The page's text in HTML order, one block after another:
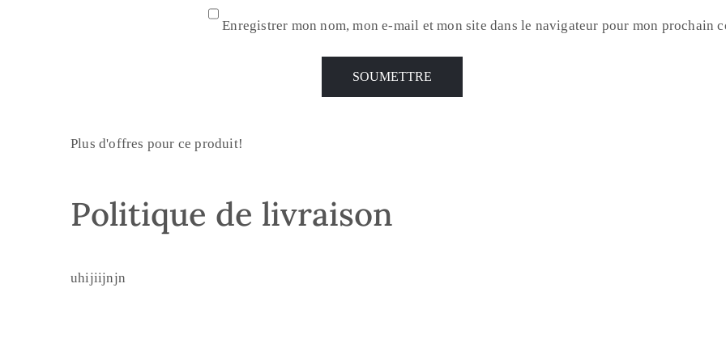
Enregistrer mon nom, mon e-mail et mon site dans le navigateur pour mon prochain
Plus d'offres pour ce produit!
Politique de livraison
uhijiijnjn